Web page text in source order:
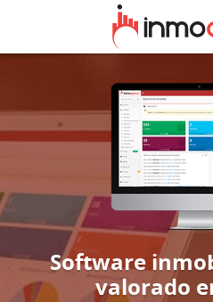
Software
valorado